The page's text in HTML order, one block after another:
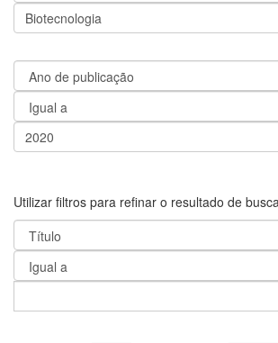
Utilizar filtros para refinar o resultado de